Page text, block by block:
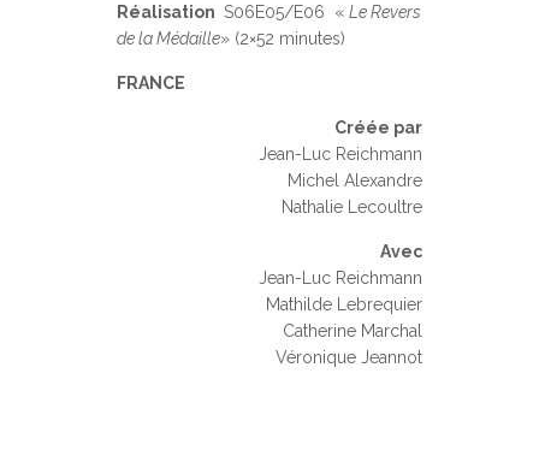
Réalisation S06E05/E06 « Le Revers
de la Médaille» (2×52 minutes)
FRANCE
Créée par
Jean-Luc Reichmann
Michel Alexandre
Nathalie Lecoultre
Avec
Jean-Luc Reichmann
Mathilde Lebrequier
Catherine Marchal
Véronique Jeannot